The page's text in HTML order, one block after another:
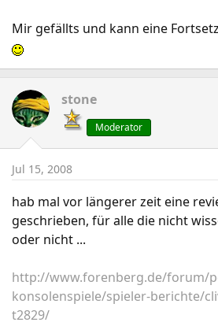
Mir gefällts und kann eine
stone
Moderator
Jul 15, 2008
hab mal vor längerer zeit eine
geschrieben, für alle die nicht
oder nicht ...
http://www.forenberg.de/forum/
konsolenspiele/spieler-berichte/
t2829/